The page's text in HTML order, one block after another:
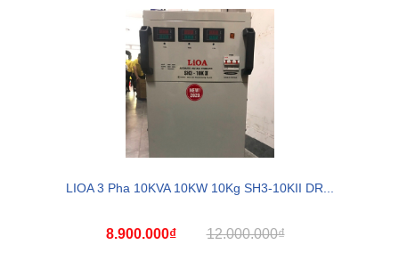
LIOA 3 Pha 10KVA 10KW 10Kg SH3-10KII DR...
8.900.000₫ 12.000.000₫